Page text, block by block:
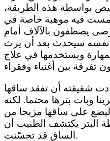
بواسطة هذه الطريقة،
فيه موهبة خاصة في
يصطفون بالآلاف أمام
نفسه سيحدث بعد أن يرث
ويستخدمها في علاج
شقيقته أن تفقد ساقها
وبات بترها محتما. لكنه
ليضع على ساقها مزيجا من
البتر يكتشف الطبيب أن
الساق قد تحسّنت.